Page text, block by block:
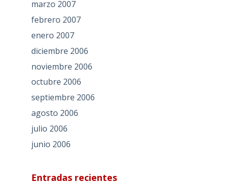
marzo 2007
febrero 2007
enero 2007
diciembre 2006
noviembre 2006
octubre 2006
septiembre 2006
agosto 2006
julio 2006
junio 2006
Entradas recientes